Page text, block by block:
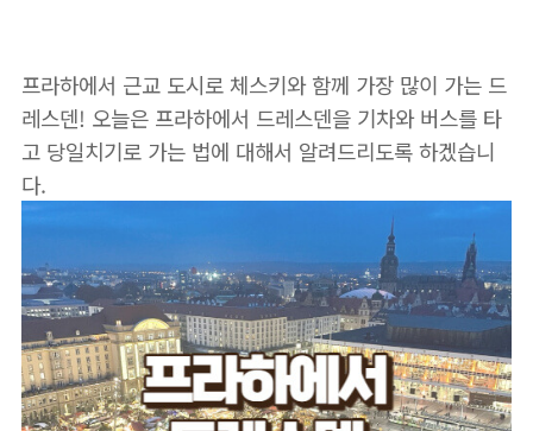
프라하에서 근교 도시로 체스키와 함께 가장 많이 가는 드
레스덴! 오늘은 프라하에서 드레스덴을 기차와 버스를 타
고 당일치기로 가는 법에 대해서 알려드리도록 하겠습니
다.